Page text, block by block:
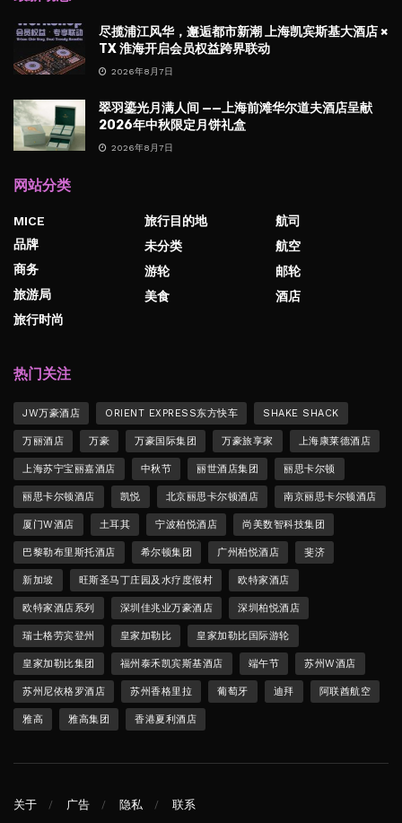
尽揽浦江风华，邂逅都市新潮 上海凯宾斯基大酒店 ×
TX 淮海开启会员权益跨界联动
2026年8月7日
翠羽鎏光月满人间 ——上海前滩华尔道夫酒店呈献
2026年中秋限定月饼礼盒
2026年8月7日
网站分类
MICE
品牌
商务
旅游局
旅行时尚
旅行目的地
未分类
游轮
美食
航司
航空
邮轮
酒店
热门关注
JW万豪酒店 ORIENT EXPRESS东方快车 SHAKE SHACK
万丽酒店 万豪 万豪国际集团 万豪旅享家 上海康莱德酒店
上海苏宁宝丽嘉酒店 中秋节 丽世酒店集团 丽思卡尔顿
丽思卡尔顿酒店 凯悦 北京丽思卡尔顿酒店 南京丽思卡尔顿酒店
厦门W酒店 土耳其 宁波柏悦酒店 尚美数智科技集团
巴黎勒布里斯托酒店 希尔顿集团 广州柏悦酒店 斐济
新加坡 旺斯圣马丁庄园及水疗度假村 欧特家酒店
欧特家酒店系列 深圳佳兆业万豪酒店 深圳柏悦酒店
瑞士格劳宾登州 皇家加勒比 皇家加勒比国际游轮
皇家加勒比集团 福州泰禾凯宾斯基酒店 端午节 苏州W酒店
苏州尼依格罗酒店 苏州香格里拉 葡萄牙 迪拜 阿联酋航空
雅高 雅高集团 香港夏利酒店
关于 广告 隐私 联系